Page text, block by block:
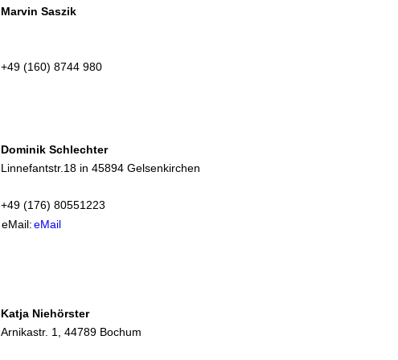
Marvin Saszik
+49 (160) 8744 980
Dominik Schlechter
Linnefantstr.18 in 45894 Gelsenkirchen
+49 (176) 80551223
eMail:eMail
Katja Niehörster
Arnikastr. 1, 44789 Bochum